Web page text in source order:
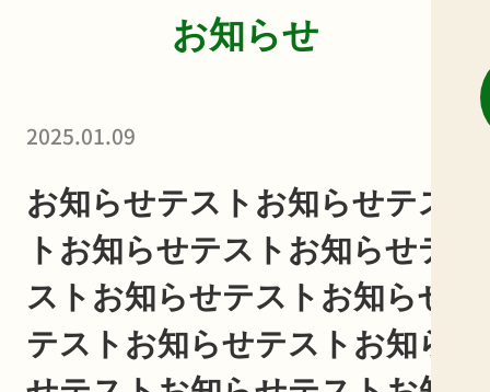
らせテストお知らせテスト
お知らせ
2025.01.09
お知らせテストお知らせテス
トお知らせテストお知らせテ
ストお知らせテストお知らせ
テストお知らせテストお知ら